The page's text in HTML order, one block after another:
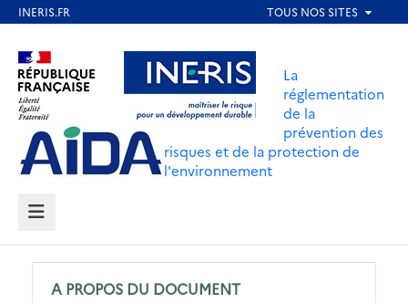
contenu
principal
Aller au contenu Aller au menu
Aller au pied de page
La
réglementation
de la
prévention des
risques et de la protection de
l'environnement
MENU
A PROPOS DU DOCUMENT